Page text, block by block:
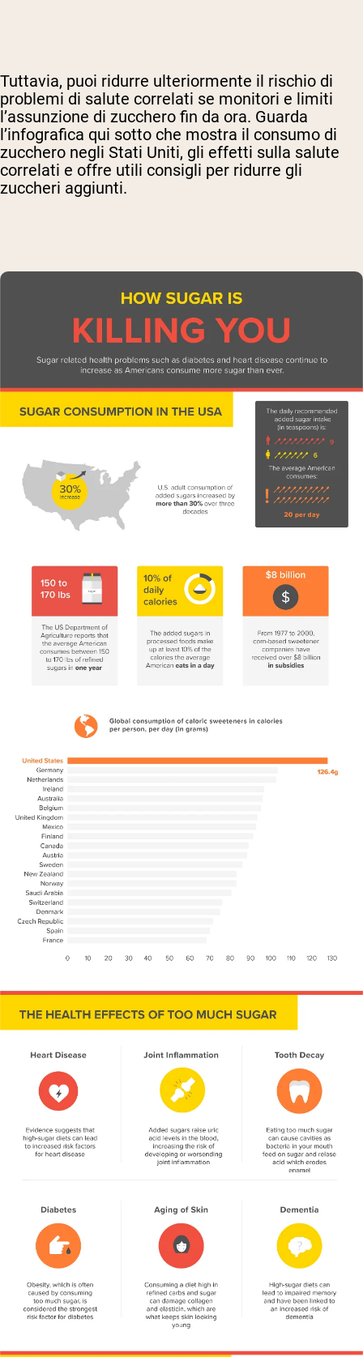
Tuttavia, puoi ridurre ulteriormente il rischio di
problemi di salute correlati se monitori e limiti
l’assunzione di zucchero fin da ora. Guarda
l’infografica qui sotto che mostra il consumo di
zucchero negli Stati Uniti, gli effetti sulla salute
correlati e offre utili consigli per ridurre gli
zuccheri aggiunti.